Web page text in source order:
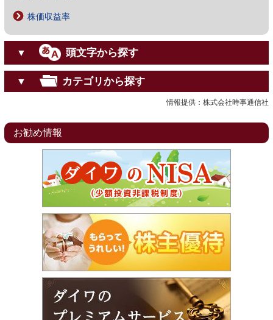
株価収益率
▼ 頭文字から探す
▼ カテゴリから探す
情報提供：株式会社時事通信社
お勧め情報